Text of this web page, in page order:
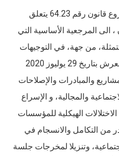
أشارت المذكرة التقديمية المصاحبة لمشروع قانون رقم 64.23 يتعلق
، الى المرجعية الأساسية التي
من جهة، في التوجيهات
الواردة في الخطاب الملكي بمناسبة عيد العرش بتاريخ 29 يوليوز 2020
والمبادرات والإصلاحات
والمجالية، و الإسراع
الهيكلية للمؤسسات
من التكامل والانسجام في
وتنزيلا لمخرجات جلسة